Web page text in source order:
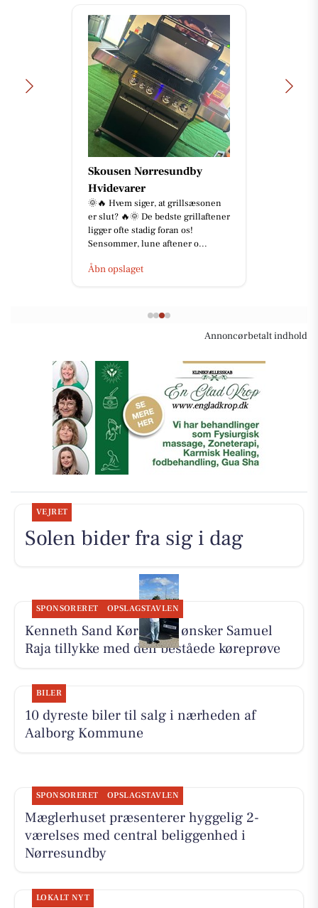
Skousen Nørresundby
Hvidevarer
🌞🔥 Hvem siger, at grillsæsonen
er slut? 🔥🌞 De bedste grillaftener
ligger ofte stadig foran os!
Sensommer, lune aftener o...
Åbn opslaget
Annoncørbetalt indhold
VEJRET
Solen bider fra sig i dag
SPONSORERET OPSLAGSTAVLEN
Kenneth Sand Køreskole ønsker Samuel
Raja tillykke med den beståede køreprøve
BILER
10 dyreste biler til salg i nærheden af
Aalborg Kommune
SPONSORERET OPSLAGSTAVLEN
Mæglerhuset præsenterer hyggelig 2-
værelses med central beliggenhed i
Nørresundby
LOKALT NYT